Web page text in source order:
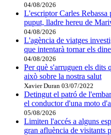
04/08/2026
L'escriptor Carles
puput, lladre hereu de
04/08/2026
L'agència de viatges
que intentarà tornar els
04/08/2026
Per què s'arruguen els dits
això sobre la nostra salut
Xavier Duran 03/07/2022
Detingut el patró de
el conductor d'una moto
05/08/2026
Limiten l'accés a alguns
gran afluència de visitants